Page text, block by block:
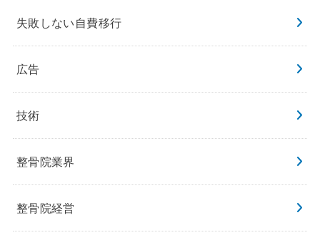
失敗しない自費移行
広告
技術
整骨院業界
整骨院経営